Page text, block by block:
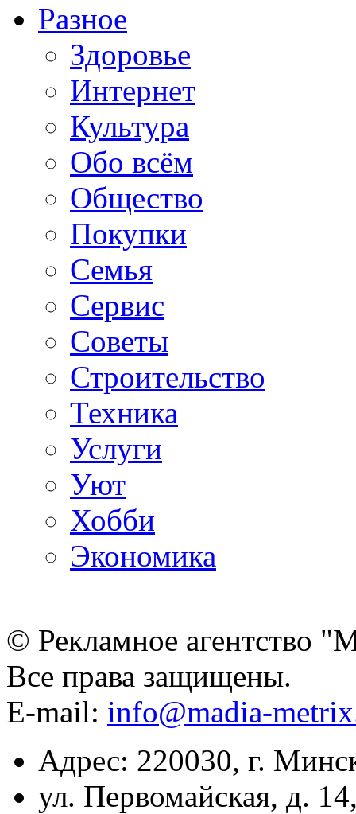
Разное
Здоровье
Интернет
Культура
Обо всём
Общество
Покупки
Семья
Сервис
Советы
Строительство
Техника
Услуги
Уют
Хобби
Экономика
© Рекламное агентство
Все права защищены.
E-mail: info@madia-
Адрес: 220030, г.
ул. Первомайская, д.